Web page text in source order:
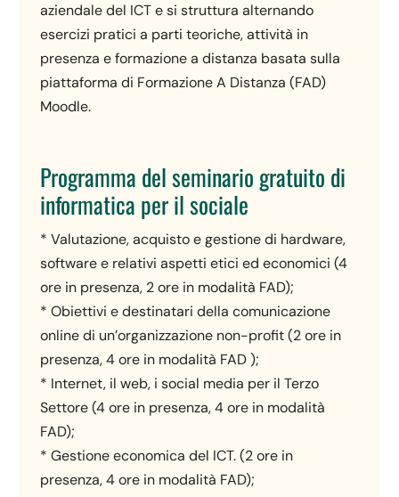
aziendale del ICT e si struttura alternando
esercizi pratici a parti teoriche, attività in
presenza e formazione a distanza basata sulla
piattaforma di Formazione A Distanza (FAD)
Moodle.
Programma del seminario gratuito di
informatica per il sociale
* Valutazione, acquisto e gestione di hardware,
software e relativi aspetti etici ed economici (4
ore in presenza, 2 ore in modalità FAD);
* Obiettivi e destinatari della comunicazione
online di un’organizzazione non-profit (2 ore in
presenza, 4 ore in modalità FAD );
* Internet, il web, i social media per il Terzo
Settore (4 ore in presenza, 4 ore in modalità
FAD);
* Gestione economica del ICT. (2 ore in
presenza, 4 ore in modalità FAD);